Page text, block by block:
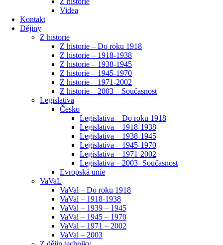
Videa
Kontakt
Dějiny
Z historie
Z historie – Do roku 1918
Z historie – 1918-1938
Z historie – 1938-1945
Z historie – 1945-1970
Z historie – 1971-2002
Z historie – 2003 – Současnost
Legislativa
Česko
Legislativa – Do roku 1918
Legislativa – 1918-1938
Legislativa – 1938-1945
Legislativa – 1945-1970
Legislativa – 1971-2002
Legislativa – 2003- Současnost
Evropská unie
VaVaL
VaVal – Do roku 1918
VaVal – 1918-1938
VaVal – 1939 – 1945
VaVal – 1945 – 1970
VaVal – 1971 – 2002
VaVal – 2003